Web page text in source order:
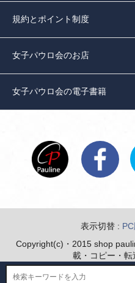
規約とポイント制度
女子パウロ会のお店
女子パウロ会の電子書籍
表示切替 :
Copyright(c)・2015 shop
載・コピー・転